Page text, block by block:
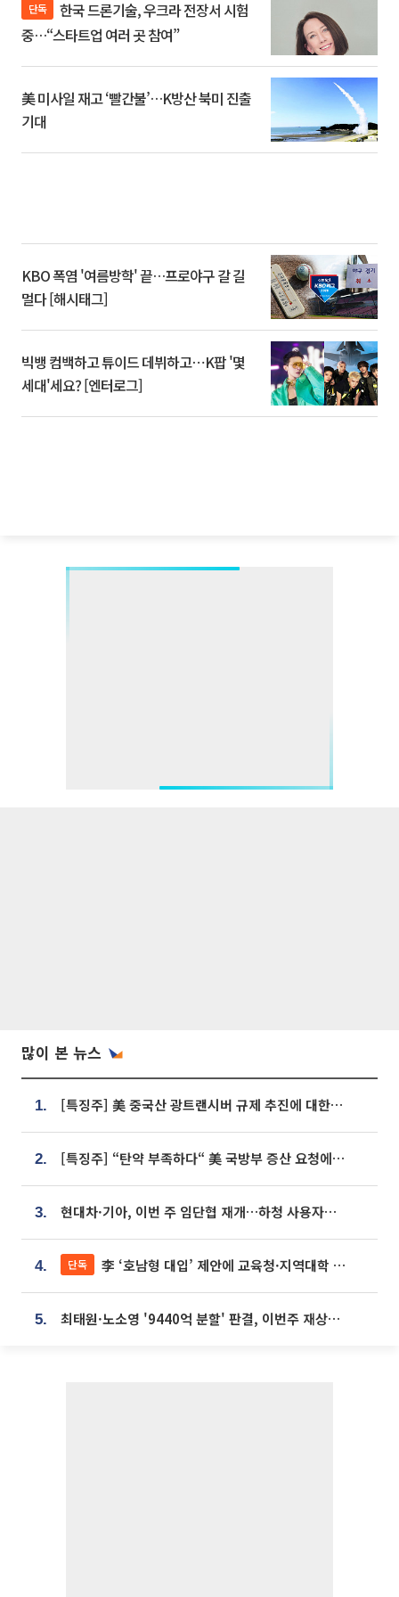
단독
중…“스타트업 여러 곳 참여”
美 미사일 재고 ‘빨간불’…K방산 북미 진출
기대
KBO 폭염 '여름방학' 끝…프로야구 갈 길
멀다 [해시태그]
빅뱅 컴백하고 튜이드 데뷔하고⋯K팝 '몇
세대'세요? [엔터로그]
많이 본 뉴스
1. [특징주] 美 중국산 광트랜시버 규제 추진에 대한광통신 등 광통신株 강세
2. [특징주] “탄약 부족하다“ 美 국방부 증산 요청에⋯국내 방산주 급등세
3. 현대차·기아, 이번 주 임단협 재개…하청 사용자성 재심도 ‘변수’
4. 단독 李 ‘호남형 대입’ 제안에 교육청·지역대학 서·논술형 입시 연계 '착수'
5. 최태원·노소영 '9440억 분할' 판결, 이번주 재상고 여부 주목